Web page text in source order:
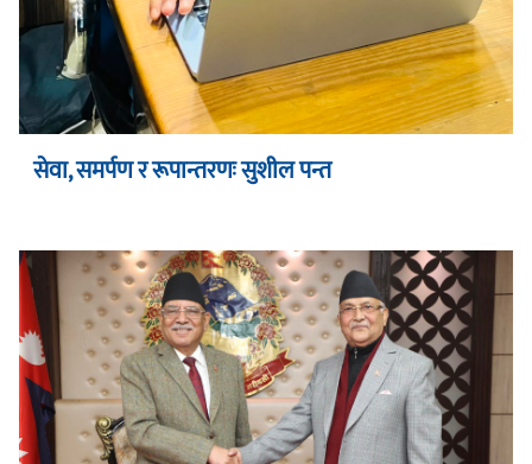
सेवा, समर्पण र रूपान्तरणः सुशील पन्त